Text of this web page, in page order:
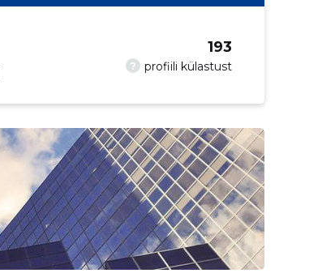
? profiili külastust
193